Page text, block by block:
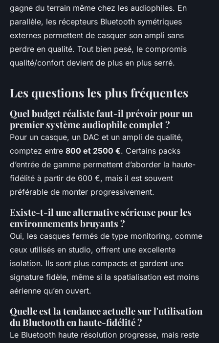
gagne du terrain même chez les audiophiles. En
parallèle, les récepteurs Bluetooth symétriques
externes permettent de casquer son ampli sans
perdre en qualité. Tout bien pesé, le compromis
qualité/confort devient de plus en plus serré.
Les questions les plus fréquentes
Quel budget réaliste faut-il prévoir pour un
premier système audiophile complet ?
Pour un casque, un DAC et un ampli de qualité,
comptez entre 800 et 2500 €. Certains packs
d’entrée de gamme permettent d’aborder la haute-
fidélité à partir de 600 €, mais il est souvent
préférable de monter progressivement.
Existe-t-il une alternative sérieuse pour les
environnements bruyants ?
Oui, les casques fermés de type monitoring, comme
ceux utilisés en studio, offrent une excellente
isolation. Ils sont plus compacts et gardent une
signature fidèle, même si la spatialisation est moins
aérienne qu’en ouvert.
Quelle est la tendance actuelle sur l'utilisation
du Bluetooth en haute-fidélité ?
Le Bluetooth haute résolution progresse, mais reste